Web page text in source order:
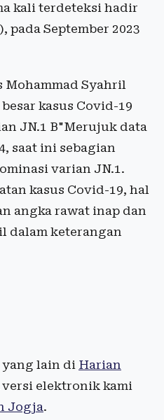
kali terdeteksi hadir
pada September 2023
Mohammad Syahril
kasus Covid-19
JN.1 B"Merujuk data
saat ini sebagian
varian JN.1.
kasus Covid-19, hal
angka rawat inap dan
dalam keterangan
yang lain di Harian
versi elektronik kami
Jogja.